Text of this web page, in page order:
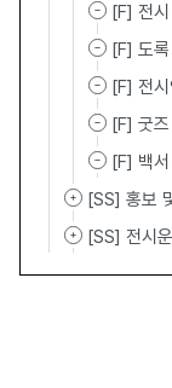
[F] 전시
[F] 도
[F] 전
[F] 굿
[F] 백
[SS] 홍보
[SS] 전시